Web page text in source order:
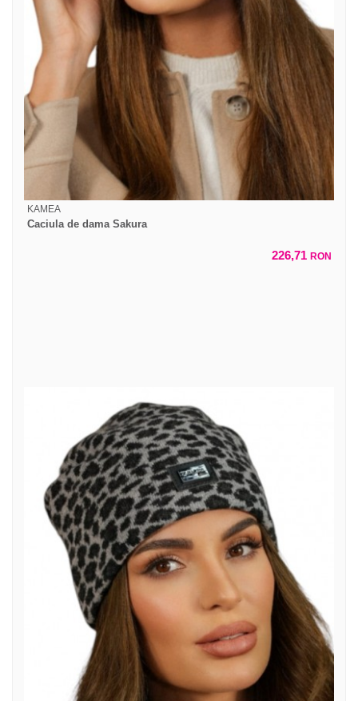
KAMEA
Caciula de dama Sakura
226,71 RON